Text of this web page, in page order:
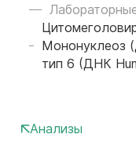
Мононуклеоз
тип 6 (ДНК
Анализы